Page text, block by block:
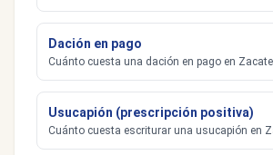
Dación en pago
Cuánto cuesta una dación en pago en
Usucapión (prescripción positiva)
Cuánto cuesta escriturar una usucapión en